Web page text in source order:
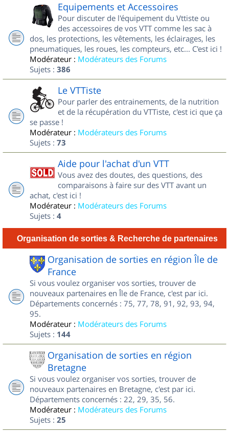
Equipements et Accessoires
Pour discuter de l'équipement du Vttiste ou
des accessoires de vos VTT comme les sac à
dos, les protections, les vêtements, les éclairages, les
pneumatiques, les roues, les compteurs, etc... C'est ici !
Modérateur : Modérateurs des Forums
Sujets : 386
Le VTTiste
Pour parler des entrainements, de la nutrition
et de la récupération du VTTiste, c'est ici que ça
se passe !
Modérateur : Modérateurs des Forums
Sujets : 73
Aide pour l'achat d'un VTT
Vous avez des doutes, des questions, des
comparaisons à faire sur des VTT avant un
achat, c'est ici !
Modérateur : Modérateurs des Forums
Sujets : 4
Organisation de sorties & Recherche de partenaires
Organisation de sorties en région Île de
France
Si vous voulez organiser vos sorties, trouver de
nouveaux partenaires en Île de France, c'est par ici.
Départements concernés : 75, 77, 78, 91, 92, 93, 94,
95.
Modérateur : Modérateurs des Forums
Sujets : 144
Organisation de sorties en région
Bretagne
Si vous voulez organiser vos sorties, trouver de
nouveaux partenaires en Bretagne, c'est par ici.
Départements concernés : 22, 29, 35, 56.
Modérateur : Modérateurs des Forums
Sujets : 25